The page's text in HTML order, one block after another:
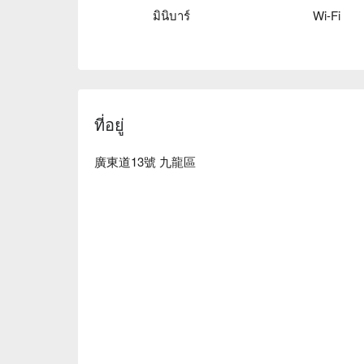
個充滿時尚活力、度假風情的地點，提供餐膳、
มินิบาร์ Wi-Fi
ที่อยู่
廣東道13號 九龍區